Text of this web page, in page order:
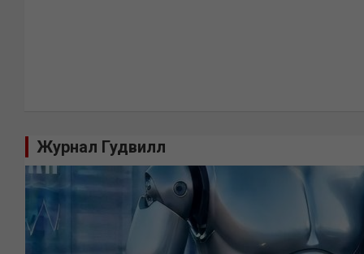
Журнал Гудвилл